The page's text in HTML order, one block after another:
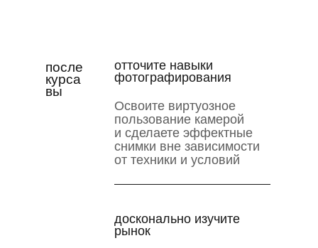
отточите навыки
фотографирования
досконально изучите
рынок
после
курса
вы
Освоите виртуозное
пользование камерой
и сделаете эффектные
снимки вне зависимости
от техники и условий